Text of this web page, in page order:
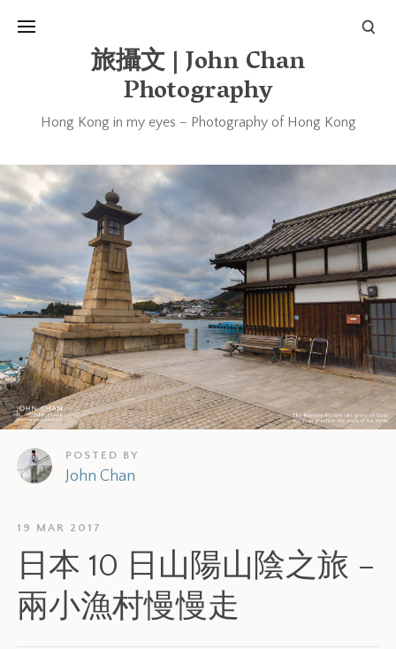
旅攝文 | John Chan
Photography
Hong Kong in my eyes – Photography of Hong Kong
POSTED BY
John Chan
19 MAR 2017
日本 10 日山陽山陰之旅 –
兩小漁村慢慢走